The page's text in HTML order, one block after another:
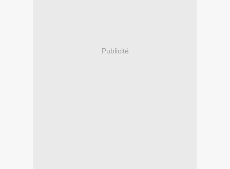
Publicité